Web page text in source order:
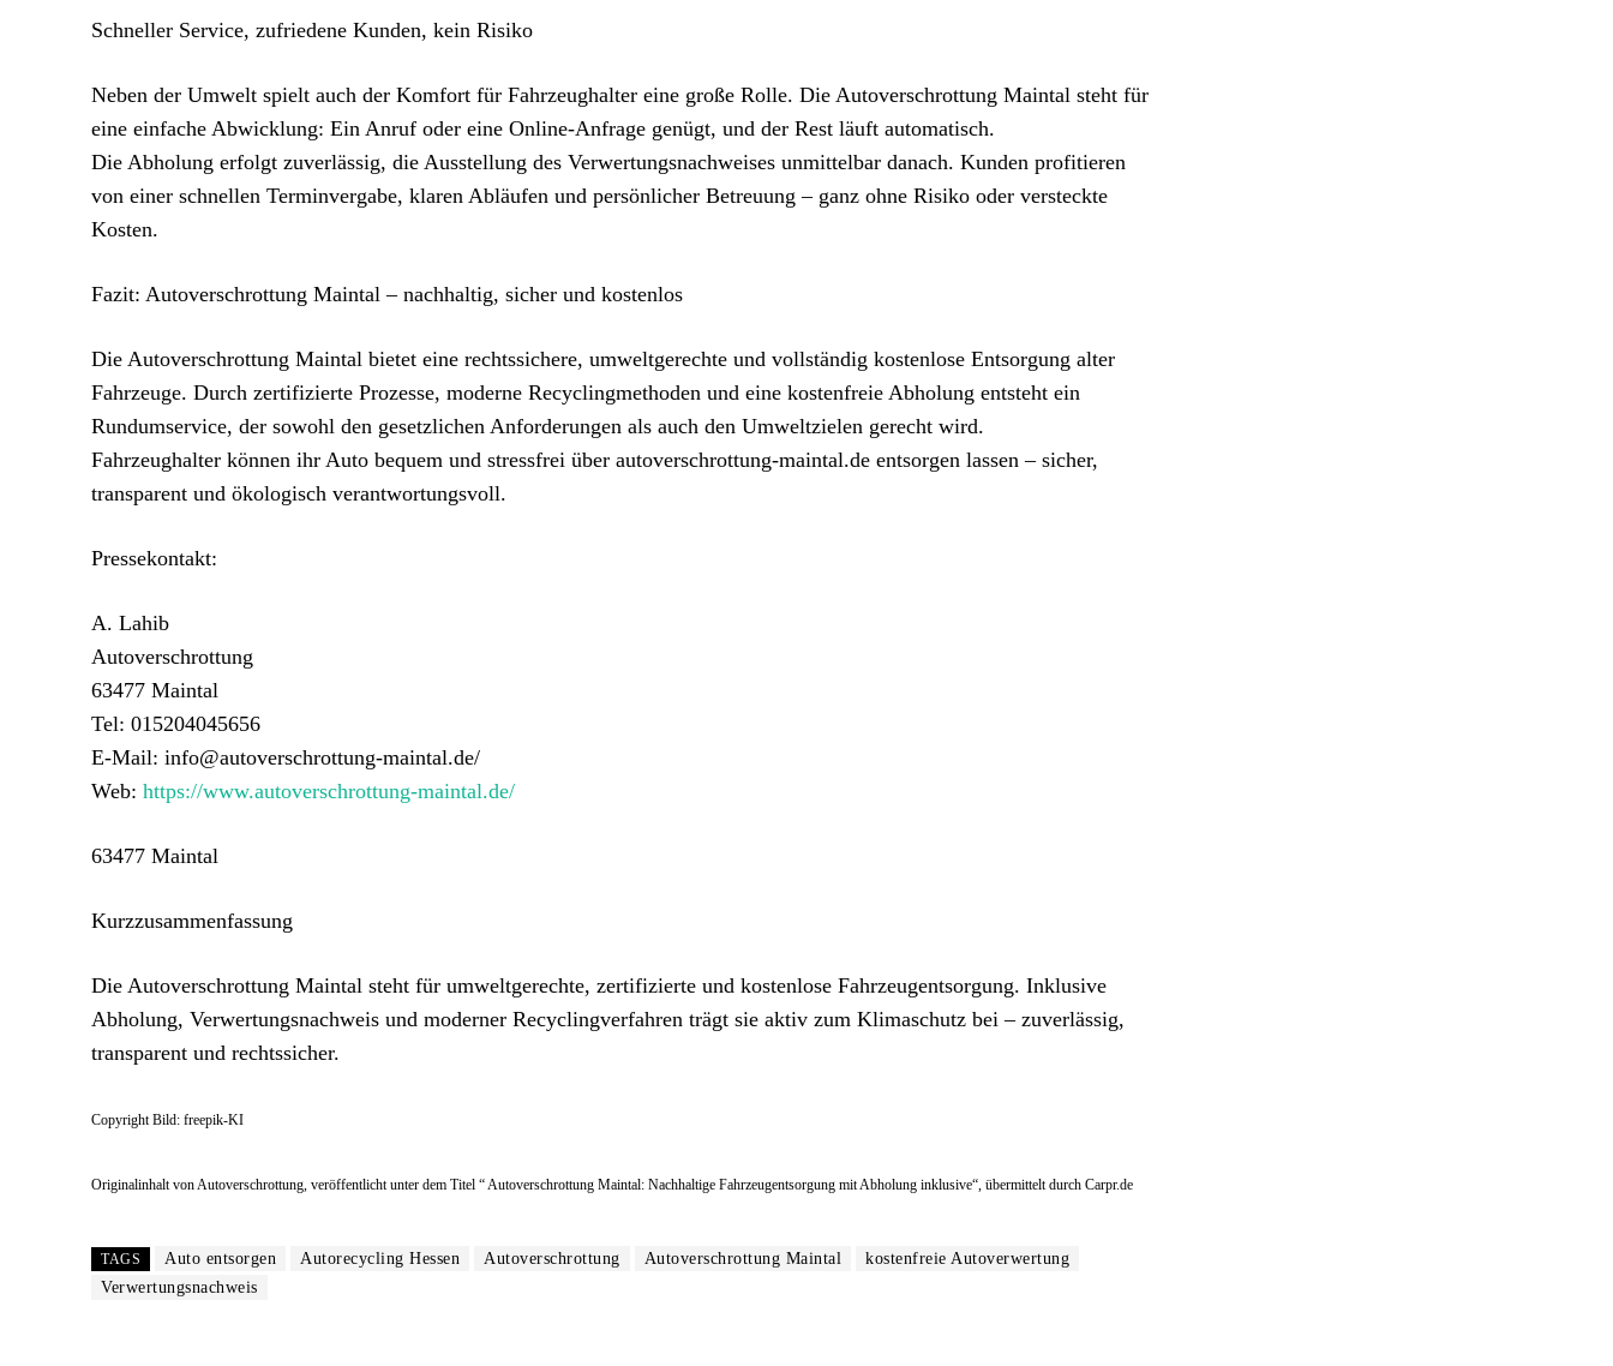
Schneller Service, zufriedene Kunden, kein Risiko
Neben der Umwelt spielt auch der Komfort für Fahrzeughalter eine große Rolle. Die Autoverschrottung Maintal steht für
eine einfache Abwicklung: Ein Anruf oder eine Online-Anfrage genügt, und der Rest läuft automatisch.
Die Abholung erfolgt zuverlässig, die Ausstellung des Verwertungsnachweises unmittelbar danach. Kunden profitieren
von einer schnellen Terminvergabe, klaren Abläufen und persönlicher Betreuung – ganz ohne Risiko oder versteckte
Kosten.
Fazit: Autoverschrottung Maintal – nachhaltig, sicher und kostenlos
Die Autoverschrottung Maintal bietet eine rechtssichere, umweltgerechte und vollständig kostenlose Entsorgung alter
Fahrzeuge. Durch zertifizierte Prozesse, moderne Recyclingmethoden und eine kostenfreie Abholung entsteht ein
Rundumservice, der sowohl den gesetzlichen Anforderungen als auch den Umweltzielen gerecht wird.
Fahrzeughalter können ihr Auto bequem und stressfrei über autoverschrottung-maintal.de entsorgen lassen – sicher,
transparent und ökologisch verantwortungsvoll.
Pressekontakt:
A. Lahib
Autoverschrottung
63477 Maintal
Tel: 015204045656
E-Mail: info@autoverschrottung-maintal.de/
Web: https://www.autoverschrottung-maintal.de/
63477 Maintal
Kurzzusammenfassung
Die Autoverschrottung Maintal steht für umweltgerechte, zertifizierte und kostenlose Fahrzeugentsorgung. Inklusive
Abholung, Verwertungsnachweis und moderner Recyclingverfahren trägt sie aktiv zum Klimaschutz bei – zuverlässig,
transparent und rechtssicher.
Copyright Bild: freepik-KI
Originalinhalt von Autoverschrottung, veröffentlicht unter dem Titel “ Autoverschrottung Maintal: Nachhaltige Fahrzeugentsorgung mit Abholung inklusive“, übermittelt durch Carpr.de
TAGS Auto entsorgen Autorecycling Hessen Autoverschrottung Autoverschrottung Maintal
kostenfreie Autoverwertung
Verwertungsnachweis